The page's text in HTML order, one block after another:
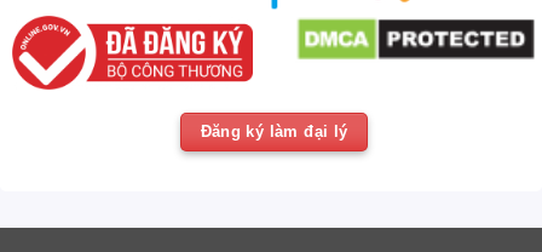
Đăng ký làm đại lý